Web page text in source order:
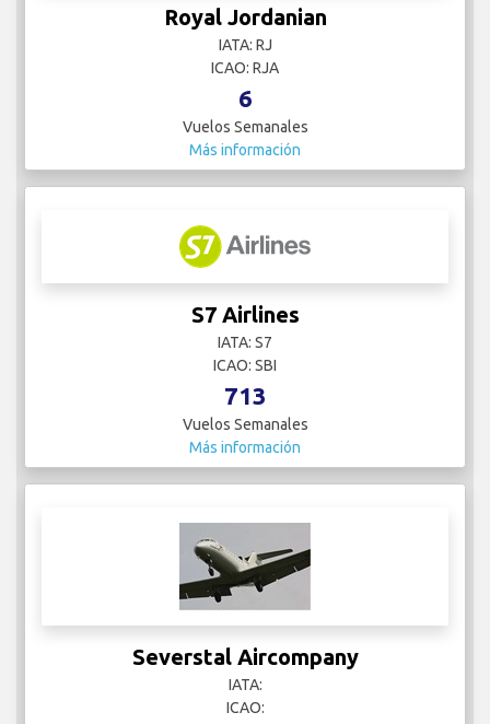
Royal Jordanian
IATA: RJ
ICAO: RJA
6
Vuelos Semanales
Más información
S7 Airlines
IATA: S7
ICAO: SBI
713
Vuelos Semanales
Más información
Severstal Aircompany
IATA:
ICAO: